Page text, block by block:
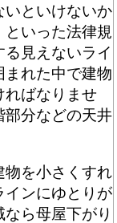
いといけないか
いった法律規
見えないライ
まれた中で建物
ればなりませ
部分などの天井
物を小さくすれ
インにゆとりが
ら母屋下がり